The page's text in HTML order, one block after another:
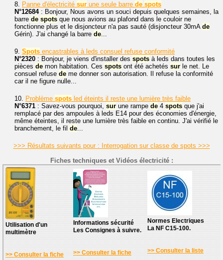
8. Panne d'électricité sur une seule barre de spots
N°12684: Bonjour, Nous avons un souci depuis quelques semaines, la
barre de spots que nous avions au plafond dans le couloir ne
fonctionne plus et le disjoncteur n'a pas sauté (disjoncteur 30mA de
Gérin). J'ai changé la barre de...
9. Spots encastrables à leds consuel refuse conformité
N°2320 : Bonjour, je viens d'installer des spots à leds dans toutes les
pièces de mon habitation. Ces spots ont été achetés sur le net. Le
consuel refuse de me donner son autorisation. Il refuse la conformité
car il ne figure nulle...
10. Problème spots led éteints il reste une lumière très faible
N°6371 : Savez-vous pourquoi, sur une rampe de 4 spots que j'ai
remplacé par des ampoules à leds E14 pour des économies d'énergie,
même éteintes, il reste une lumière très faible en continu. J'ai vérifié le
branchement, le fil de...
>>> Résultats suivants pour : Interrogation sur classe de spots >>>
Fiches techniques et Vidéos électricité :
Utilisation d'un
multimètre
>> Consulter la fiche
Informations sécurité
Les Consignes à suivre.
>> Consulter la fiche
Normes Electriques
La NF C15-100.
>> Consulter la liste